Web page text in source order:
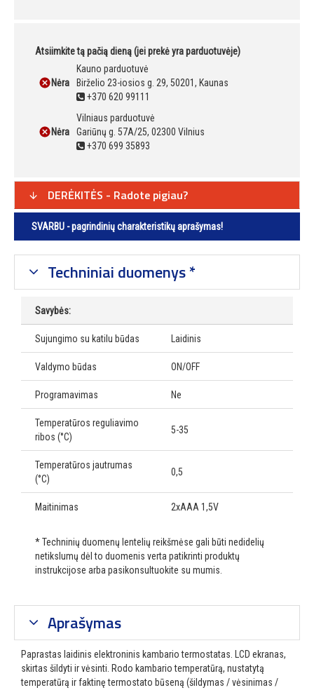
Atsiimkite tą pačią dieną (jei prekė yra parduotuvėje)
Nėra
Kauno parduotuvė
Birželio 23-iosios g. 29, 50201, Kaunas
+370 620 99111
Nėra
Vilniaus parduotuvė
Gariūnų g. 57A/25, 02300 Vilnius
+370 699 35893
DERĖKITĖS - Radote pigiau?
SVARBU - pagrindinių charakteristikų aprašymas!
Techniniai duomenys *
Savybės:
Sujungimo su katilu būdas Laidinis
Valdymo būdas ON/OFF
Programavimas Ne
Temperatūros reguliavimo
ribos (°C)
5-35
Temperatūros jautrumas
(°C)
0,5
Maitinimas 2xAAA 1,5V
* Techninių duomenų lentelių reikšmėse gali būti nedidelių
netikslumų dėl to duomenis verta patikrinti produktų
instrukcijose arba pasikonsultuokite su mumis.
Aprašymas
Paprastas laidinis elektroninis kambario termostatas. LCD ekranas,
skirtas šildyti ir vėsinti. Rodo kambario temperatūrą, nustatytą
temperatūrą ir faktinę termostato būseną (šildymas / vėsinimas /